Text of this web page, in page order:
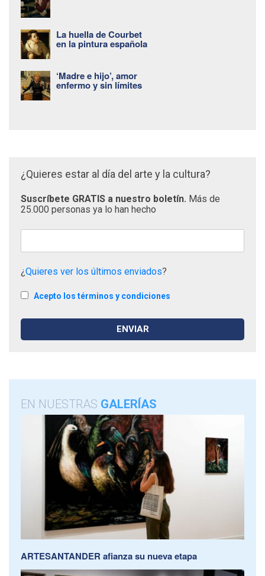
La huella de Courbet
en la pintura española
‘Madre e hijo’, amor
enfermo y sin límites
¿Quieres estar al día del arte y la cultura?
Suscríbete GRATIS a nuestro boletín. Más de
25.000 personas ya lo han hecho
¿Quieres ver los últimos enviados?
Acepto los términos y condiciones
EN NUESTRAS GALERÍAS
ARTESANTANDER afianza su nueva etapa